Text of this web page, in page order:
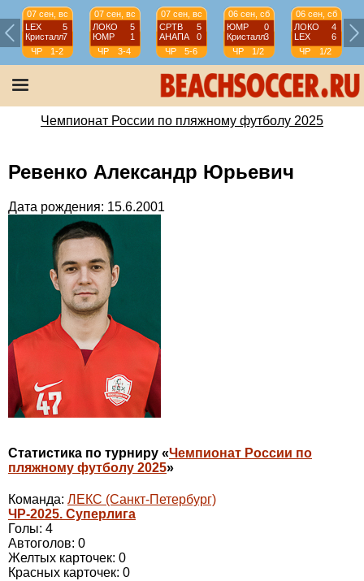
07 сен, вс
LEX
5
Кристалл7
ЧР
1-2
07 сен, вс
ЛОКО
5
ЮМР
1
ЧР
3-4
07 сен, вс
СРТВ
5
АНАПА
0
ЧР
5-6
06 сен, сб
ЮМР
0
Кристалл3
ЧР
1/2
06 сен, сб
ЛОКО
4
LEX
6
ЧР
1/2
Чемпионат России по пляжному футболу 2025
Ревенко Александр Юрьевич
Дата рождения: 15.6.2001
Статистика по турниру «Чемпионат России по
пляжному футболу 2025»
Команда: ЛЕКС (Санкт-Петербург)
ЧР-2025. Суперлига
Голы: 4
Автоголов: 0
Желтых карточек: 0
Красных карточек: 0